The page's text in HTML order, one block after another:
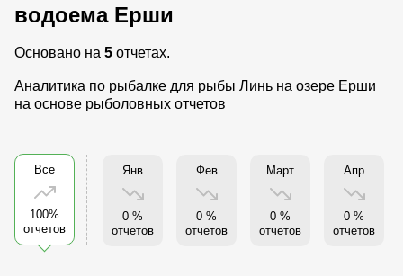
водоема Ерши
Основано на 5 отчетах.
Аналитика по рыбалке для рыбы Линь на озере Ерши
на основе рыболовных отчетов
Все
100%
отчетов
Янв
0 %
отчетов
Фев
0 %
отчетов
Март
0 %
отчетов
Апр
0 %
отчетов